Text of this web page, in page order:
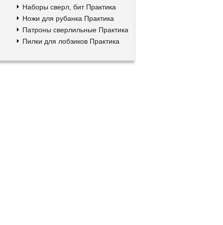
Наборы сверл, бит Практика
Ножи для рубанка Практика
Патроны сверлильные Практика
Пилки для лобзиков Практика